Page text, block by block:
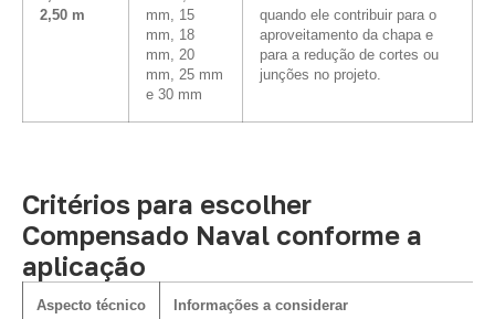
2,50 m
mm, 15
mm, 18
mm, 20
mm, 25 mm
e 30 mm
quando ele contribuir para o
aproveitamento da chapa e
para a redução de cortes ou
junções no projeto.
Critérios para escolher
Compensado Naval conforme a
aplicação
Aspecto técnico Informações a considerar